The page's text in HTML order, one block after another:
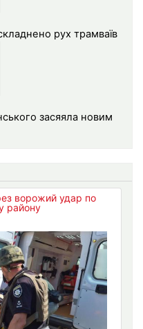
рух трамваїв
засяяла новим
ворожий удар по
району